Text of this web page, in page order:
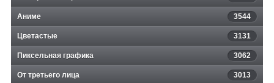
Аниме 3544
Цветастые 3131
Пиксельная графика 3062
От третьего лица 3013